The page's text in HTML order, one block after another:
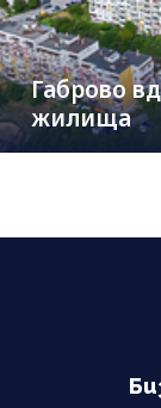
Габрово
жилища